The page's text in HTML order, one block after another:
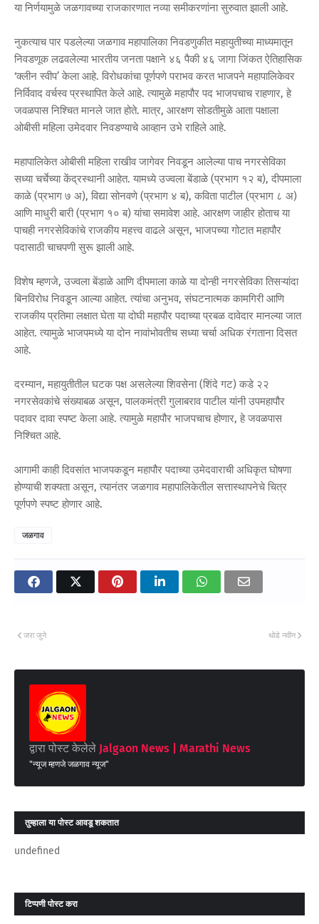
या निर्णयामुळे जळगावच्या राजकारणात नव्या समीकरणांना सुरुवात झाली आहे.
नुकत्याच पार पडलेल्या जळगाव महापालिका निवडणुकीत महायुतीच्या माध्यमातून
निवडणूक लढवलेल्या भारतीय जनता पक्षाने ४६ पैकी ४६ जागा जिंकत ऐतिहासिक
‘क्लीन स्वीप’ केला आहे. विरोधकांचा पूर्णपणे पराभव करत भाजपने महापालिकेवर
निर्विवाद वर्चस्व प्रस्थापित केले आहे. त्यामुळे महापौर पद भाजपचाच राहणार, हे
जवळपास निश्चित मानले जात होते. मात्र, आरक्षण सोडतीमुळे आता पक्षाला
ओबीसी महिला उमेदवार निवडण्याचे आव्हान उभे राहिले आहे.
महापालिकेत ओबीसी महिला राखीव जागेवर निवडून आलेल्या पाच नगरसेविका
सध्या चर्चेच्या केंद्रस्थानी आहेत. यामध्ये उज्वला बेंडाळे (प्रभाग १२ ब), दीपमाला
काळे (प्रभाग ७ अ), विद्या सोनवणे (प्रभाग ४ ब), कविता पाटील (प्रभाग ८ अ)
आणि माधुरी बारी (प्रभाग १० ब) यांचा समावेश आहे. आरक्षण जाहीर होताच या
पाचही नगरसेविकांचे राजकीय महत्त्व वाढले असून, भाजपच्या गोटात महापौर
पदासाठी चाचपणी सुरू झाली आहे.
विशेष म्हणजे, उज्वला बेंडाळे आणि दीपमाला काळे या दोन्ही नगरसेविका तिसऱ्यांदा
बिनविरोध निवडून आल्या आहेत. त्यांचा अनुभव, संघटनात्मक कामगिरी आणि
राजकीय प्रतिमा लक्षात घेता या दोघी महापौर पदाच्या प्रबळ दावेदार मानल्या जात
आहेत. त्यामुळे भाजपमध्ये या दोन नावांभोवतीच सध्या चर्चा अधिक रंगताना दिसत
आहे.
दरम्यान, महायुतीतील घटक पक्ष असलेल्या शिवसेना (शिंदे गट) कडे २२
नगरसेवकांचे संख्याबळ असून, पालकमंत्री गुलाबराव पाटील यांनी उपमहापौर
पदावर दावा स्पष्ट केला आहे. त्यामुळे महापौर भाजपचाच होणार, हे जवळपास
निश्चित आहे.
आगामी काही दिवसांत भाजपकडून महापौर पदाच्या उमेदवाराची अधिकृत घोषणा
होण्याची शक्यता असून, त्यानंतर जळगाव महापालिकेतील सत्तास्थापनेचे चित्र
पूर्णपणे स्पष्ट होणार आहे.
जळगाव
थोडे नवीन
जरा जुने
द्वारा पोस्ट केलेले Jalgaon News | Marathi News
"न्यूज म्हणजे जळगाव न्यूज"
तुम्‍हाला या पोस्‍ट आवडू शकतात
undefined
टिप्पणी पोस्ट करा